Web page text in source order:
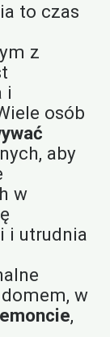
to czas
z
i
osób
aby
w
i utrudnia
w
,